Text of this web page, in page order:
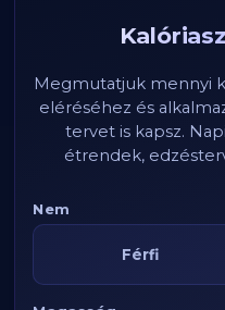
Megmutatjuk mennyi
eléréséhez és
tervet is kapsz.
étrendek,
Nem
Férfi